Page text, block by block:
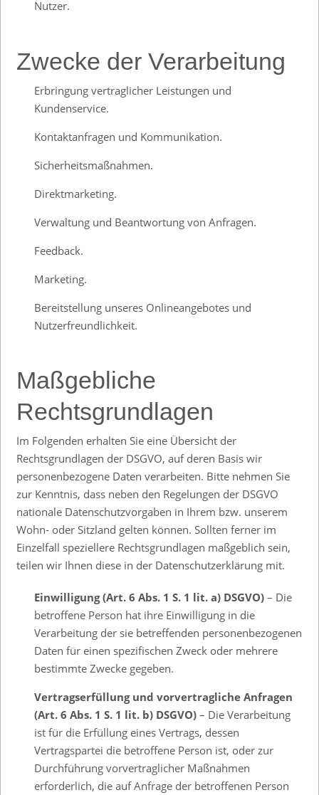
Nutzer.
Zwecke der Verarbeitung
Erbringung vertraglicher Leistungen und
Kundenservice.
Kontaktanfragen und Kommunikation.
Sicherheitsmaßnahmen.
Direktmarketing.
Verwaltung und Beantwortung von Anfragen.
Feedback.
Marketing.
Bereitstellung unseres Onlineangebotes und
Nutzerfreundlichkeit.
Maßgebliche
Rechtsgrundlagen
Im Folgenden erhalten Sie eine Übersicht der
Rechtsgrundlagen der DSGVO, auf deren Basis wir
personenbezogene Daten verarbeiten. Bitte nehmen Sie
zur Kenntnis, dass neben den Regelungen der DSGVO
nationale Datenschutzvorgaben in Ihrem bzw. unserem
Wohn- oder Sitzland gelten können. Sollten ferner im
Einzelfall speziellere Rechtsgrundlagen maßgeblich sein,
teilen wir Ihnen diese in der Datenschutzerklärung mit.
Einwilligung (Art. 6 Abs. 1 S. 1 lit. a) DSGVO) – Die
betroffene Person hat ihre Einwilligung in die
Verarbeitung der sie betreffenden personenbezogenen
Daten für einen spezifischen Zweck oder mehrere
bestimmte Zwecke gegeben.
Vertragserfüllung und vorvertragliche Anfragen
(Art. 6 Abs. 1 S. 1 lit. b) DSGVO) – Die Verarbeitung
ist für die Erfüllung eines Vertrags, dessen
Vertragspartei die betroffene Person ist, oder zur
Durchführung vorvertraglicher Maßnahmen
erforderlich, die auf Anfrage der betroffenen Person